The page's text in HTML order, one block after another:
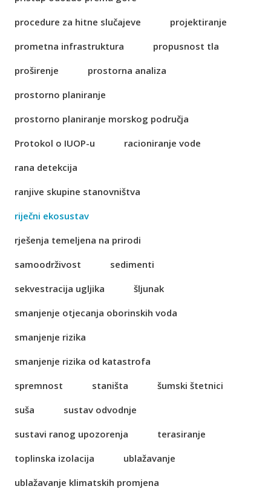
procedure za hitne slučajeve
projektiranje
prometna infrastruktura
propusnost tla
proširenje
prostorna analiza
prostorno planiranje
prostorno planiranje morskog područja
Protokol o IUOP-u
racioniranje vode
rana detekcija
ranjive skupine stanovništva
riječni ekosustav
rješenja temeljena na prirodi
samoodrživost
sedimenti
sekvestracija ugljika
šljunak
smanjenje otjecanja oborinskih voda
smanjenje rizika
smanjenje rizika od katastrofa
spremnost
staništa
šumski štetnici
suša
sustav odvodnje
sustavi ranog upozorenja
terasiranje
toplinska izolacija
ublažavanje
ublažavanje klimatskih promjena